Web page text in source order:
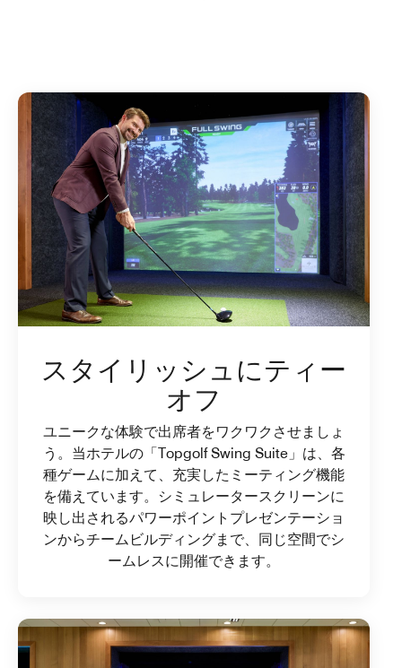
スタイリッシュにティー
オフ
ユニークな体験で出席者をワクワクさせましょ
う。当ホテルの「Topgolf Swing Suite」は、各
種ゲームに加えて、充実したミーティング機能
を備えています。シミュレータースクリーンに
映し出されるパワーポイントプレゼンテーショ
ンからチームビルディングまで、同じ空間でシ
ームレスに開催できます。